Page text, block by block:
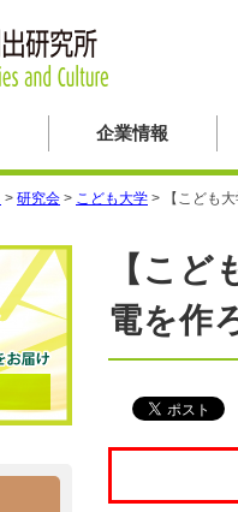
企業情報
> 研究会 > こども大学 > 【こども
【こ
電を作